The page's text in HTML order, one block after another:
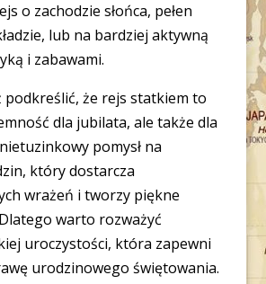
o zachodzie słońca, pełen
lub na bardziej aktywną
i zabawami.
że rejs statkiem to
dla jubilata, ale także dla
pomysł na
który dostarcza
wrażeń i tworzy piękne
warto rozważyć
uroczystości, która zapewni
urodzinowego świętowania.